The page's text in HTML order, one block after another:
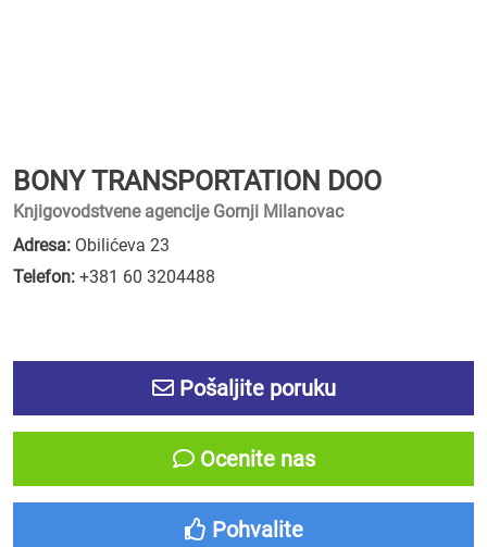
BONY TRANSPORTATION DOO
Knjigovodstvene agencije Gornji Milanovac
Adresa: Obilićeva 23
Telefon: +381 60 3204488
Pošaljite poruku
Ocenite nas
Pohvalite